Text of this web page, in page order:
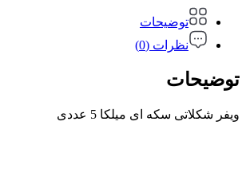
توضیحات
نظرات (0)
توضیحات
ویفر شکلاتی سکه ای میلکا 5 عددی